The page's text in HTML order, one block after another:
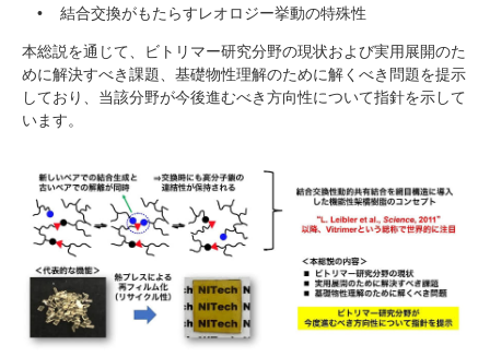
• 結合交換がもたらすレオロジー挙動の特殊性
本総説を通じて、ビトリマー研究分野の現状および実用展開のた
めに解決すべき課題、基礎物性理解のために解くべき問題を提示
しており、当該分野が今後進むべき方向性について指針を示して
います。